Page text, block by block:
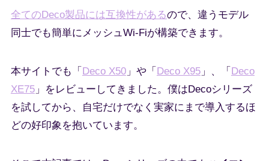
全てのDeco製品には互換性があるので、違うモデル
同士でも簡単にメッシュWi-Fiが構築できます。
本サイトでも「 Deco X50」や「 Deco X95」、「 Deco
XE75」をレビューしてきました。僕はDecoシリーズ
を試してから、自宅だけでなく実家にまで導入するほ
どの好印象を抱いています。